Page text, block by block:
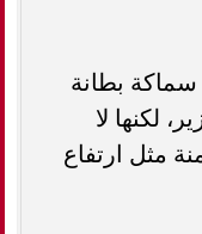
سماكة بطانة
لكنها لا
مثل ارتفاع